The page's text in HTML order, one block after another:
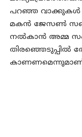
പറഞ്ഞ വാക്കുകൾ
മകൻ ജേസൺ
നൽകാൻ അമ്മ
തിരഞ്ഞെടുപ്പിൽ